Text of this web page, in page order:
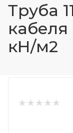
Труба
кН/м2